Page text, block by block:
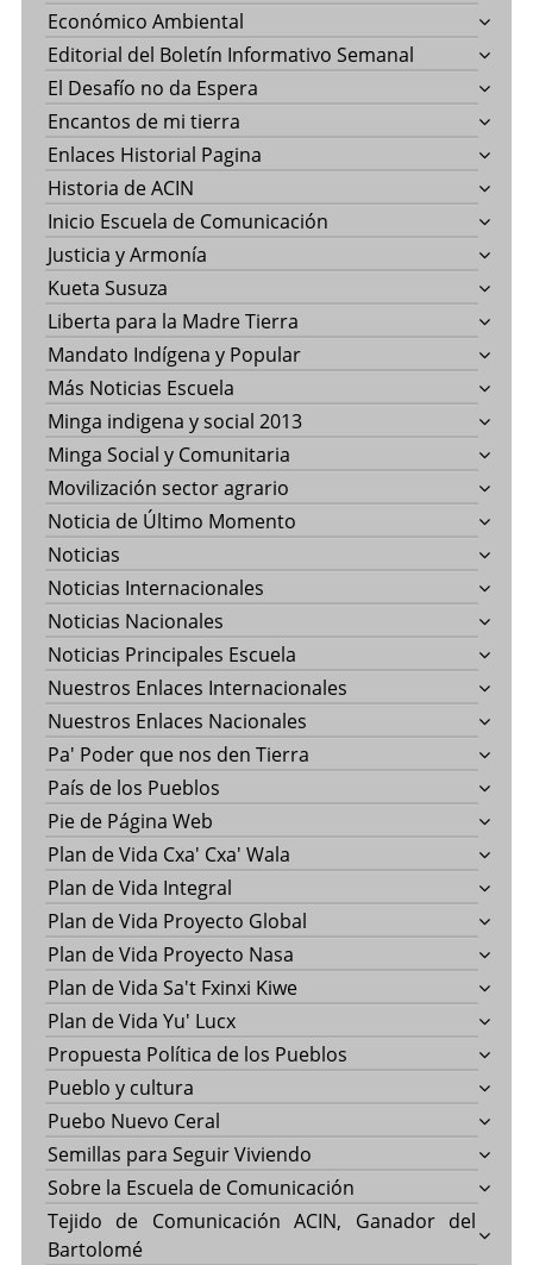
Económico Ambiental
Editorial del Boletín Informativo Semanal
El Desafío no da Espera
Encantos de mi tierra
Enlaces Historial Pagina
Historia de ACIN
Inicio Escuela de Comunicación
Justicia y Armonía
Kueta Susuza
Liberta para la Madre Tierra
Mandato Indígena y Popular
Más Noticias Escuela
Minga indigena y social 2013
Minga Social y Comunitaria
Movilización sector agrario
Noticia de Último Momento
Noticias
Noticias Internacionales
Noticias Nacionales
Noticias Principales Escuela
Nuestros Enlaces Internacionales
Nuestros Enlaces Nacionales
Pa' Poder que nos den Tierra
País de los Pueblos
Pie de Página Web
Plan de Vida Cxa' Cxa' Wala
Plan de Vida Integral
Plan de Vida Proyecto Global
Plan de Vida Proyecto Nasa
Plan de Vida Sa't Fxinxi Kiwe
Plan de Vida Yu' Lucx
Propuesta Política de los Pueblos
Pueblo y cultura
Puebo Nuevo Ceral
Semillas para Seguir Viviendo
Sobre la Escuela de Comunicación
Tejido de Comunicación ACIN, Ganador del
Bartolomé